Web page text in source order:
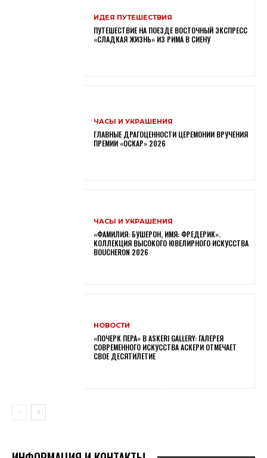
ИДЕЯ ПУТЕШЕСТВИЯ
ПУТЕШЕСТВИЕ НА ПОЕЗДЕ ВОСТОЧНЫЙ ЭКСПРЕСС
«СЛАДКАЯ ЖИЗНЬ» ИЗ РИМА В СИЕНУ
ЧАСЫ И УКРАШЕНИЯ
ГЛАВНЫЕ ДРАГОЦЕННОСТИ ЦЕРЕМОНИИ ВРУЧЕНИЯ
ПРЕМИИ «ОСКАР» 2026
ЧАСЫ И УКРАШЕНИЯ
«ФАМИЛИЯ: БУШЕРОН, ИМЯ: ФРЕДЕРИК».
КОЛЛЕКЦИЯ ВЫСОКОГО ЮВЕЛИРНОГО ИСКУССТВА
BOUCHERON 2026
НОВОСТИ
«ПОЧЕРК ПЕРА» В ASKERI GALLERY: ГАЛЕРЕЯ
СОВРЕМЕННОГО ИСКУССТВА АСКЕРИ ОТМЕЧАЕТ
СВОЕ ДЕСЯТИЛЕТИЕ